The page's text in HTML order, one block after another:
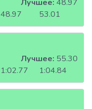
48.97 53.01
Лучшее: 48.97
1:02.77 1:04.84
Лучшее: 55.30